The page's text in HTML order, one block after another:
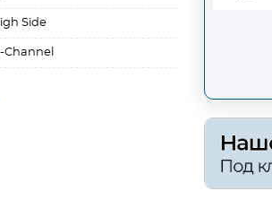
Side
Channel